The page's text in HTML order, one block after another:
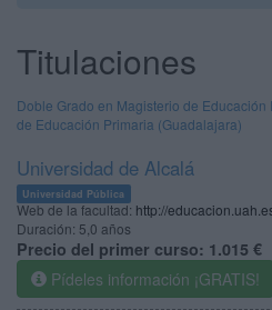
Titulaciones
Doble Grado en Magisterio de Educación
de Educación Primaria (Guadalajara)
Universidad de Alcalá
Universidad Pública
Web de la facultad: http://
Duración: 5,0 años
Precio del primer curso: 1.015 €
Pídeles información ¡GRATIS!